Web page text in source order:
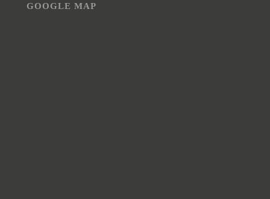
GOOGLE MAP